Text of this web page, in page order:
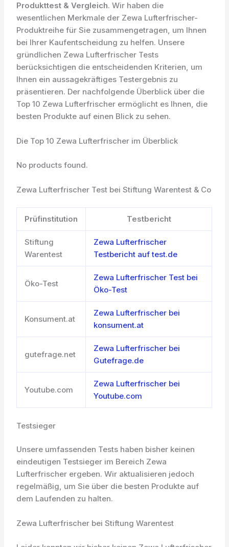
Produkttest & Vergleich. Wir haben die
wesentlichen Merkmale der Zewa Lufterfrischer-
Produktreihe für Sie zusammengetragen, um Ihnen
bei Ihrer Kaufentscheidung zu helfen. Unsere
gründlichen Zewa Lufterfrischer Tests
berücksichtigen die entscheidenden Kriterien, um
Ihnen ein aussagekräftiges Testergebnis zu
präsentieren. Der nachfolgende Überblick über die
Top 10 Zewa Lufterfrischer ermöglicht es Ihnen, die
besten Produkte auf einen Blick zu sehen.
Die Top 10 Zewa Lufterfrischer im Überblick
No products found.
Zewa Lufterfrischer Test bei Stiftung Warentest & Co
Prüfinstitution Testbericht
Stiftung
Warentest
Zewa Lufterfrischer
Testbericht auf test.de
Öko-Test
Zewa Lufterfrischer Test bei
Öko-Test
Konsument.at
Zewa Lufterfrischer bei
konsument.at
gutefrage.net
Zewa Lufterfrischer bei
Gutefrage.de
Youtube.com
Zewa Lufterfrischer bei
Youtube.com
Testsieger
Unsere umfassenden Tests haben bisher keinen
eindeutigen Testsieger im Bereich Zewa
Lufterfrischer ergeben. Wir aktualisieren jedoch
regelmäßig, um Sie über die besten Produkte auf
dem Laufenden zu halten.
Zewa Lufterfrischer bei Stiftung Warentest